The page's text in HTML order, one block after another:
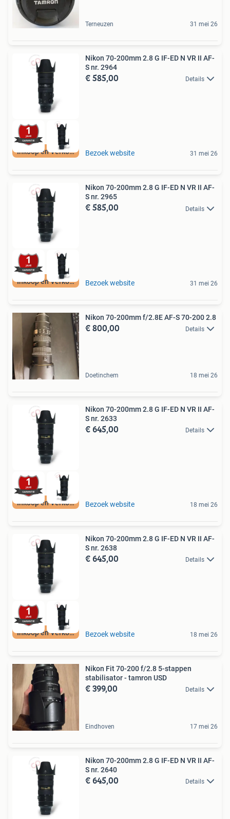
Terneuzen 31 mei 26
Inkoop en Verkoop
Nikon 70-200mm 2.8 G IF-ED N VR II AF-
S nr. 2964
€ 585,00 Details
Bezoek website 31 mei 26
Inkoop en Verkoop
Nikon 70-200mm 2.8 G IF-ED N VR II AF-
S nr. 2965
€ 585,00 Details
Bezoek website 31 mei 26
Nikon 70-200mm f/2.8E AF-S 70-200 2.8
€ 800,00 Details
Doetinchem 18 mei 26
Inkoop en Verkoop
Nikon 70-200mm 2.8 G IF-ED N VR II AF-
S nr. 2633
€ 645,00 Details
Bezoek website 18 mei 26
Inkoop en Verkoop
Nikon 70-200mm 2.8 G IF-ED N VR II AF-
S nr. 2638
€ 645,00 Details
Bezoek website 18 mei 26
Nikon Fit 70-200 f/2.8 5-stappen
stabilisator - tamron USD
€ 399,00 Details
Eindhoven 17 mei 26
Nikon 70-200mm 2.8 G IF-ED N VR II AF-
S nr. 2640
€ 645,00 Details